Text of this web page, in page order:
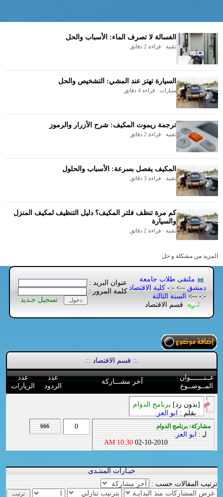
الغسالة لا تصرف الماء: الأسباب والحل
تقنية · قراءة 2 دقائق
السيارة تهتز عند المشي: التشخيص والحل
سيارات · قراءة 4 دقائق
ترجمة ريموت المكيف: شرح الأزرار والرموز
تقنية · قراءة 2 دقائق
المكيف يفصل بسرعة: الأسباب والحلول
تقنية · قراءة 3 دقائق
كم مرة تنظف فلتر المكيف؟ دليل التنظيف لمكيف المنزل
والسيارة
تقنية · قراءة 2 دقائق
المزيد من مشكلة و حل
ملتقى طلاب جامعة
دمشق --> -:- كلية الاقتصاد
-:- --> السنة الثالثة
قسم الاقتصاد
عنوان البريد :
كلمة المرور :
تسجيل جـديد
.:: قسم الاقتصاد ::.
عــنـــــــوان
المــوضــوع
آخر مشـــاركة
عدد
الردود
عدد
الزيارات
[بدون رد] برنامج الدوام
بقلم :
ابو العز.
مشاركة: برنامج الدوام
لـِ :
ابو العز.
02-10-2010
10:30 AM
0
666
خيـارات المنتـدى
ترتيب المقالات حسب :